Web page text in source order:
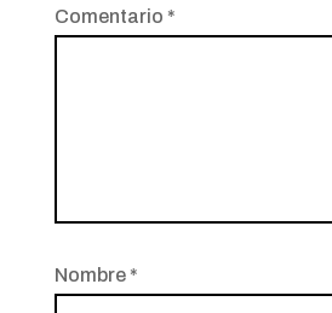
Comentario *
Nombre *